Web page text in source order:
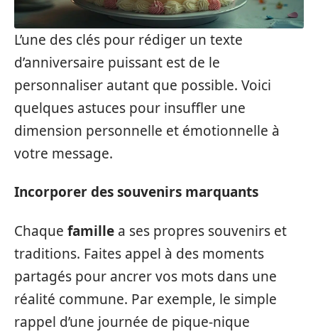
L’une des clés pour rédiger un texte
d’anniversaire puissant est de le
personnaliser autant que possible. Voici
quelques astuces pour insuffler une
dimension personnelle et émotionnelle à
votre message.
Incorporer des souvenirs marquants
Chaque famille a ses propres souvenirs et
traditions. Faites appel à des moments
partagés pour ancrer vos mots dans une
réalité commune. Par exemple, le simple
rappel d’une journée de pique-nique